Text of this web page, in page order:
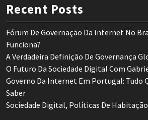
Recent Posts
Fórum De Governação Da Internet No
Funciona?
A Verdadeira Definição De Governança
O Futuro Da Sociedade Digital Com
Governo Da Internet Em Portugal: Tudo
Saber
Sociedade Digital, Políticas De